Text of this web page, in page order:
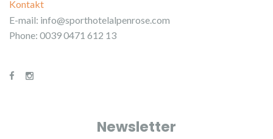
Kontakt
E-mail: info@sporthotelalpenrose.com
Phone: 0039 0471 612 13
Newsletter